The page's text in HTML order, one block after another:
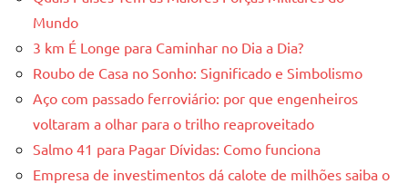
Mundo
3 km É Longe para Caminhar no Dia a Dia?
Roubo de Casa no Sonho: Significado e Simbolismo
Aço com passado ferroviário: por que engenheiros
voltaram a olhar para o trilho reaproveitado
Salmo 41 para Pagar Dívidas: Como funciona
Empresa de investimentos dá calote de milhões saiba o